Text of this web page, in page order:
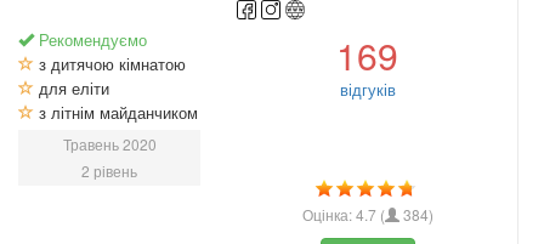
Рекомендуємо
з дитячою кімнатою
для еліти
з літнім майданчиком
Травень 2020
2 рівень
169
відгуків
Оцінка:4.7 ( 384)